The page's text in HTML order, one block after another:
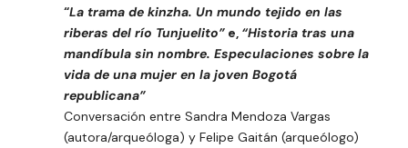
“La trama de kinzha. Un mundo tejido en las
riberas del río Tunjuelito” e, “Historia tras una
mandíbula sin nombre. Especulaciones sobre la
vida de una mujer en la joven Bogotá
republicana”
Conversación entre Sandra Mendoza Vargas
(autora/arqueóloga) y Felipe Gaitán (arqueólogo)